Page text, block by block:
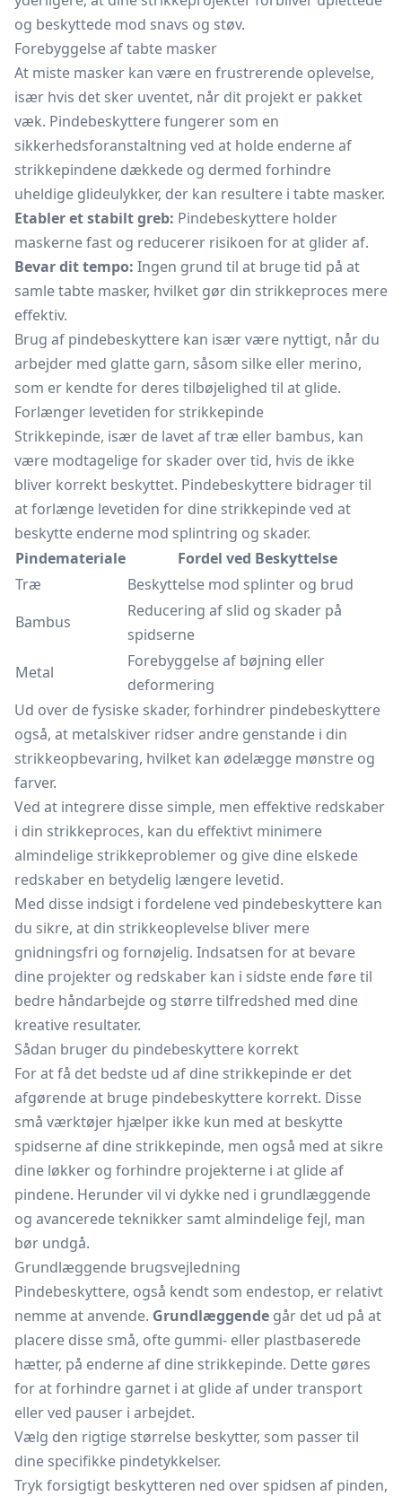
og beskyttede mod snavs og støv.
Forebyggelse af tabte masker
At miste masker kan være en frustrerende oplevelse,
især hvis det sker uventet, når dit projekt er pakket
væk. Pindebeskyttere fungerer som en
sikkerhedsforanstaltning ved at holde enderne af
strikkepindene dækkede og dermed forhindre
uheldige glideulykker, der kan resultere i tabte masker.
Etabler et stabilt greb: Pindebeskyttere holder
maskerne fast og reducerer risikoen for at glider af.
Bevar dit tempo: Ingen grund til at bruge tid på at
samle tabte masker, hvilket gør din strikkeproces mere
effektiv.
Brug af pindebeskyttere kan især være nyttigt, når du
arbejder med glatte garn, såsom silke eller merino,
som er kendte for deres tilbøjelighed til at glide.
Forlænger levetiden for strikkepinde
Strikkepinde, især de lavet af træ eller bambus, kan
være modtagelige for skader over tid, hvis de ikke
bliver korrekt beskyttet. Pindebeskyttere bidrager til
at forlænge levetiden for dine strikkepinde ved at
beskytte enderne mod splintring og skader.
Pindemateriale
Fordel ved Beskyttelse
Træ
Beskyttelse mod splinter og brud
Bambus
Reducering af slid og skader på
spidserne
Metal
Forebyggelse af bøjning eller
deformering
Ud over de fysiske skader, forhindrer pindebeskyttere
også, at metalskiver ridser andre genstande i din
strikkeopbevaring, hvilket kan ødelægge mønstre og
farver.
Ved at integrere disse simple, men effektive redskaber
i din strikkeproces, kan du effektivt minimere
almindelige strikkeproblemer og give dine elskede
redskaber en betydelig længere levetid.
Med disse indsigt i fordelene ved pindebeskyttere kan
du sikre, at din strikkeoplevelse bliver mere
gnidningsfri og fornøjelig. Indsatsen for at bevare
dine projekter og redskaber kan i sidste ende føre til
bedre håndarbejde og større tilfredshed med dine
kreative resultater.
Sådan bruger du pindebeskyttere korrekt
For at få det bedste ud af dine strikkepinde er det
afgørende at bruge pindebeskyttere korrekt. Disse
små værktøjer hjælper ikke kun med at beskytte
spidserne af dine strikkepinde, men også med at sikre
dine løkker og forhindre projekterne i at glide af
pindene. Herunder vil vi dykke ned i grundlæggende
og avancerede teknikker samt almindelige fejl, man
bør undgå.
Grundlæggende brugsvejledning
Pindebeskyttere, også kendt som endestop, er relativt
nemme at anvende. Grundlæggende går det ud på at
placere disse små, ofte gummi- eller plastbaserede
hætter, på enderne af dine strikkepinde. Dette gøres
for at forhindre garnet i at glide af under transport
eller ved pauser i arbejdet.
Vælg den rigtige størrelse beskytter, som passer til
dine specifikke pindetykkelser.
Tryk forsigtigt beskytteren ned over spidsen af pinden,